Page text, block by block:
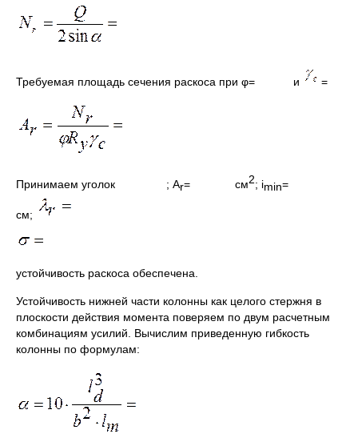
Требуемая площадь сечения раскоса при φ= и =
Принимаем уголок ; Ar= см2; imin=
см;
устойчивость раскоса обеспечена.
Устойчивость нижней части колонны как целого стержня в
плоскости действия момента поверяем по двум расчетным
комбинациям усилий. Вычислим приведенную гибкость
колонны по формулам: